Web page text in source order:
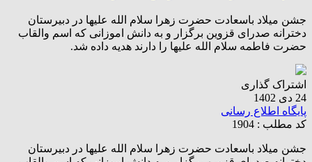
جشن میلاد باسعادت حضرت زهرا سلام الله علیها در دبیرستان
دخترانه صدرای قزوین برگزار و به دانش اموزانی که اسم والقاب
حضرت فاطمه سلام الله علیها را دارند هدیه داده شد.
اشتراک گذاری
24 دی 1402
پایگاه اطلاع رسانی
کد مطلب : 1904
جشن میلاد باسعادت حضرت زهرا سلام الله علیها در دبیرستان